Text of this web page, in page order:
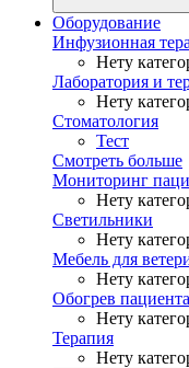
Оборудование
Инфузионная
Нету
Лаборатория и
Нету
Стоматология
Тест
Смотреть больше
Мониторинг
Нету
Светильники
Нету
Мебель для
Нету
Обогрев пациента
Нету
Терапия
Нету